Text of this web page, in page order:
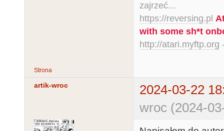
zajrzeć...
https://reversing.pl
with some sh*t
http://atari.myftp.org
Strona
artik-wroc
2024-03-22
wroc (2024-